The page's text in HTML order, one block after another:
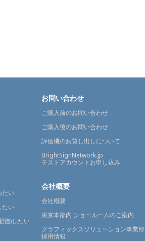
たい
たい
信)したい
お問い合わせ
ご購入前のお問い合わせ
ご購入後のお問い合わせ
評価機のお貸し出しについて
BrightSignNetwork.jp
テストアカウントお申し込み
会社概要
会社概要
東京本部内 ショールームのご案内
グラフィックスソリューション事業部
採用情報